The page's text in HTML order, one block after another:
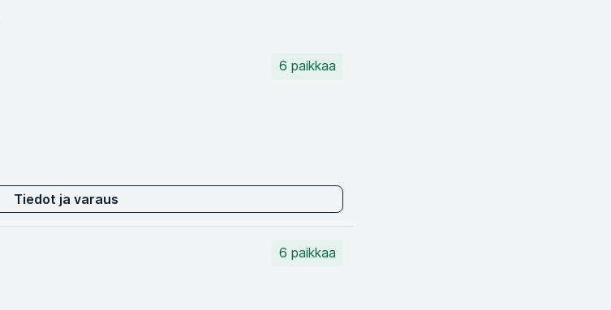
6 paikkaa
Tiedot ja varaus
6 paikkaa